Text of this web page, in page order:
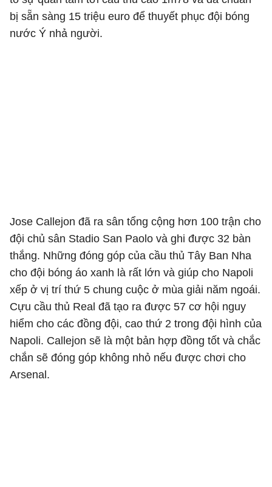
bị sẵn sàng 15 triệu euro để thuyết phục đội bóng
nước Ý nhả người.
Jose Callejon đã ra sân tổng cộng hơn 100 trận cho
đội chủ sân Stadio San Paolo và ghi được 32 bàn
thắng. Những đóng góp của cầu thủ Tây Ban Nha
cho đội bóng áo xanh là rất lớn và giúp cho Napoli
xếp ở vị trí thứ 5 chung cuộc ở mùa giải năm ngoái.
Cựu cầu thủ Real đã tạo ra được 57 cơ hội nguy
hiểm cho các đồng đội, cao thứ 2 trong đội hình của
Napoli. Callejon sẽ là một bản hợp đồng tốt và chắc
chắn sẽ đóng góp không nhỏ nếu được chơi cho
Arsenal.